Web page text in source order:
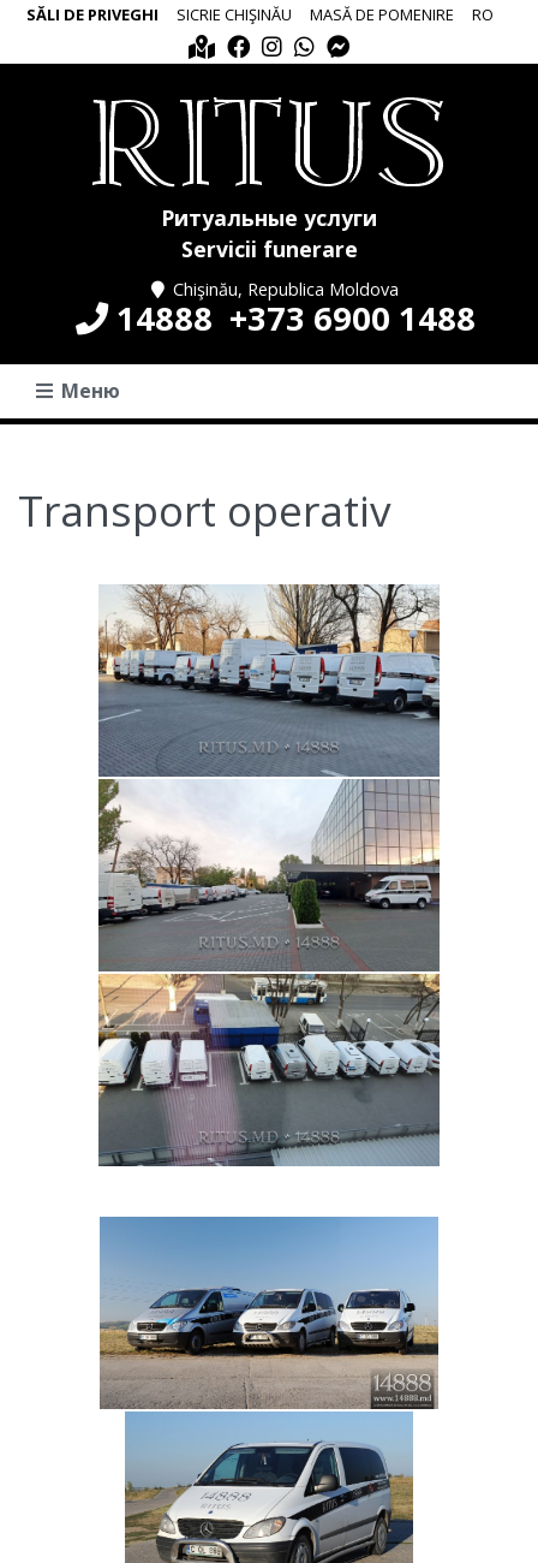
SĂLI DE PRIVEGHI SICRIE CHIŞINĂU MASĂ DE POMENIRE RO
Ритуальные услуги
Servicii funerare
Chişinău, Republica Moldova
14888 +373 6900 1488
Меню
Transport operativ